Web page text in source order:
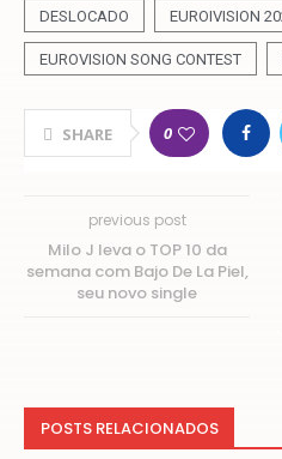
DESLOCADO EUROIVISION
EUROVISION SONG CONTEST
SHARE 0
previous post
Milo J leva o TOP 10 da
semana com Bajo De La Piel,
seu novo single
POSTS RELACIONADOS